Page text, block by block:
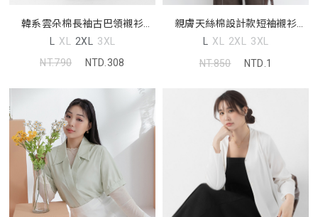
韓系雲朵棉長袖古巴領襯衫
MISS
L XL 2XL 3XL
NT.790
NTD.308
親膚天絲棉設計款短袖襯衫
MISS
L XL 2XL 3XL
NT.850
NTD.1